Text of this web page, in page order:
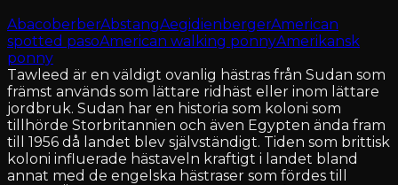
AbacoberberAbstangAegidienbergerAmerican
spotted pasoAmerican walking ponnyAmerikansk
ponny
Tawleed är en väldigt ovanlig hästras från Sudan som
främst används som lättare ridhäst eller inom lättare
jordbruk. Sudan har en historia som koloni som
tillhörde Storbritannien och även Egypten ända fram
till 1956 då landet blev självständigt. Tiden som brittisk
koloni influerade hästaveln kraftigt i landet bland
annat med de engelska hästraser som fördes till